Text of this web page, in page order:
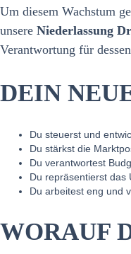
Um diesem Wachstum
unsere Niederlassung
Verantwortung für
DEIN
Du steuerst und
Du stärkst die
Du verantwortest
Du repräsentierst das
Du arbeitest eng und
WORAUF